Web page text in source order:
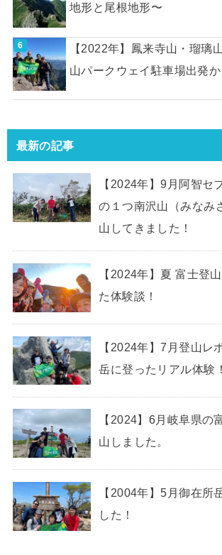
地形と尾根地形〜
【2022年】鳳来寺山・瑠璃
山パークウェイ駐車場出発か
最新の記事
【2024年】9月阿智セ
の１つ南沢山（みなみ
山してきました！
【2024年】夏 富士登
た体験談！
【2024年】7月登山レ
岳に登ったリアル体験！
【2024】6月岐阜県の
山しました。
【2004年】5月御在所
した！